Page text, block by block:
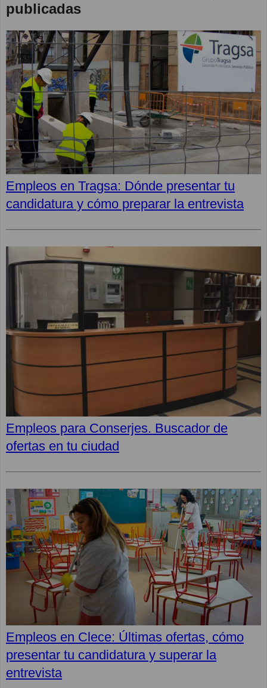
publicadas
Empleos en Tragsa: Dónde presentar tu
candidatura y cómo preparar la entrevista
Empleos para Conserjes. Buscador de
ofertas en tu ciudad
Empleos en Clece: Últimas ofertas, cómo
presentar tu candidatura y superar la
entrevista